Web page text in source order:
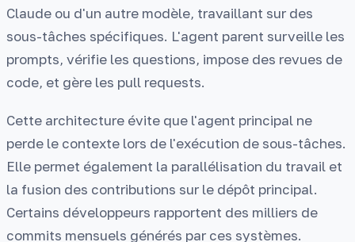
Claude ou d'un autre modèle, travaillant sur des
sous-tâches spécifiques. L'agent parent surveille les
prompts, vérifie les questions, impose des revues de
code, et gère les pull requests.
Cette architecture évite que l'agent principal ne
perde le contexte lors de l'exécution de sous-tâches.
Elle permet également la parallélisation du travail et
la fusion des contributions sur le dépôt principal.
Certains développeurs rapportent des milliers de
commits mensuels générés par ces systèmes.